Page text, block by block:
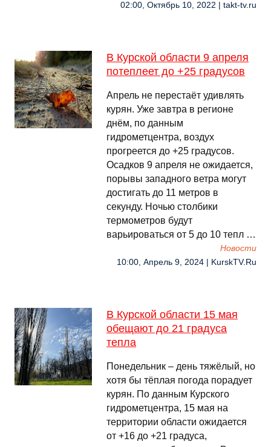
02:00, Октябрь 10, 2022 | takt-tv.ru
В Курской области 9 апреля
потеплеет до +25 градусов
Апрель не перестаёт удивлять
курян. Уже завтра в регионе
днём, по данным
гидрометцентра, воздух
прогреется до +25 градусов.
Осадков 9 апреля не ожидается,
порывы западного ветра могут
достигать до 11 метров в
секунду. Ночью столбики
термометров будут
варьироваться от 5 до 10 тепл …
Новости
10:00, Апрель 9, 2024 | KurskTV.Ru
В Курской области 15 мая
обещают до 21 градуса
тепла
Понедельник – день тяжёлый, но
хотя бы тёплая погода порадует
курян. По данным Курского
гидрометцентра, 15 мая на
территории области ожидается
от +16 до +21 градуса,